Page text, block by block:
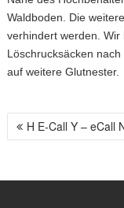
Waldboden. Die
verhindert werden.
Löschrucksäcken
auf weitere Glutnester.
B H E-Call Y – eCall